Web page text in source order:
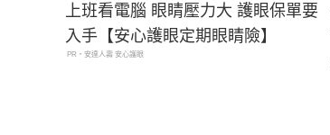
上班看電腦 眼睛壓力大 護眼保單要
入手【安心護眼定期眼睛險】
PR・安達人壽 安心護眼